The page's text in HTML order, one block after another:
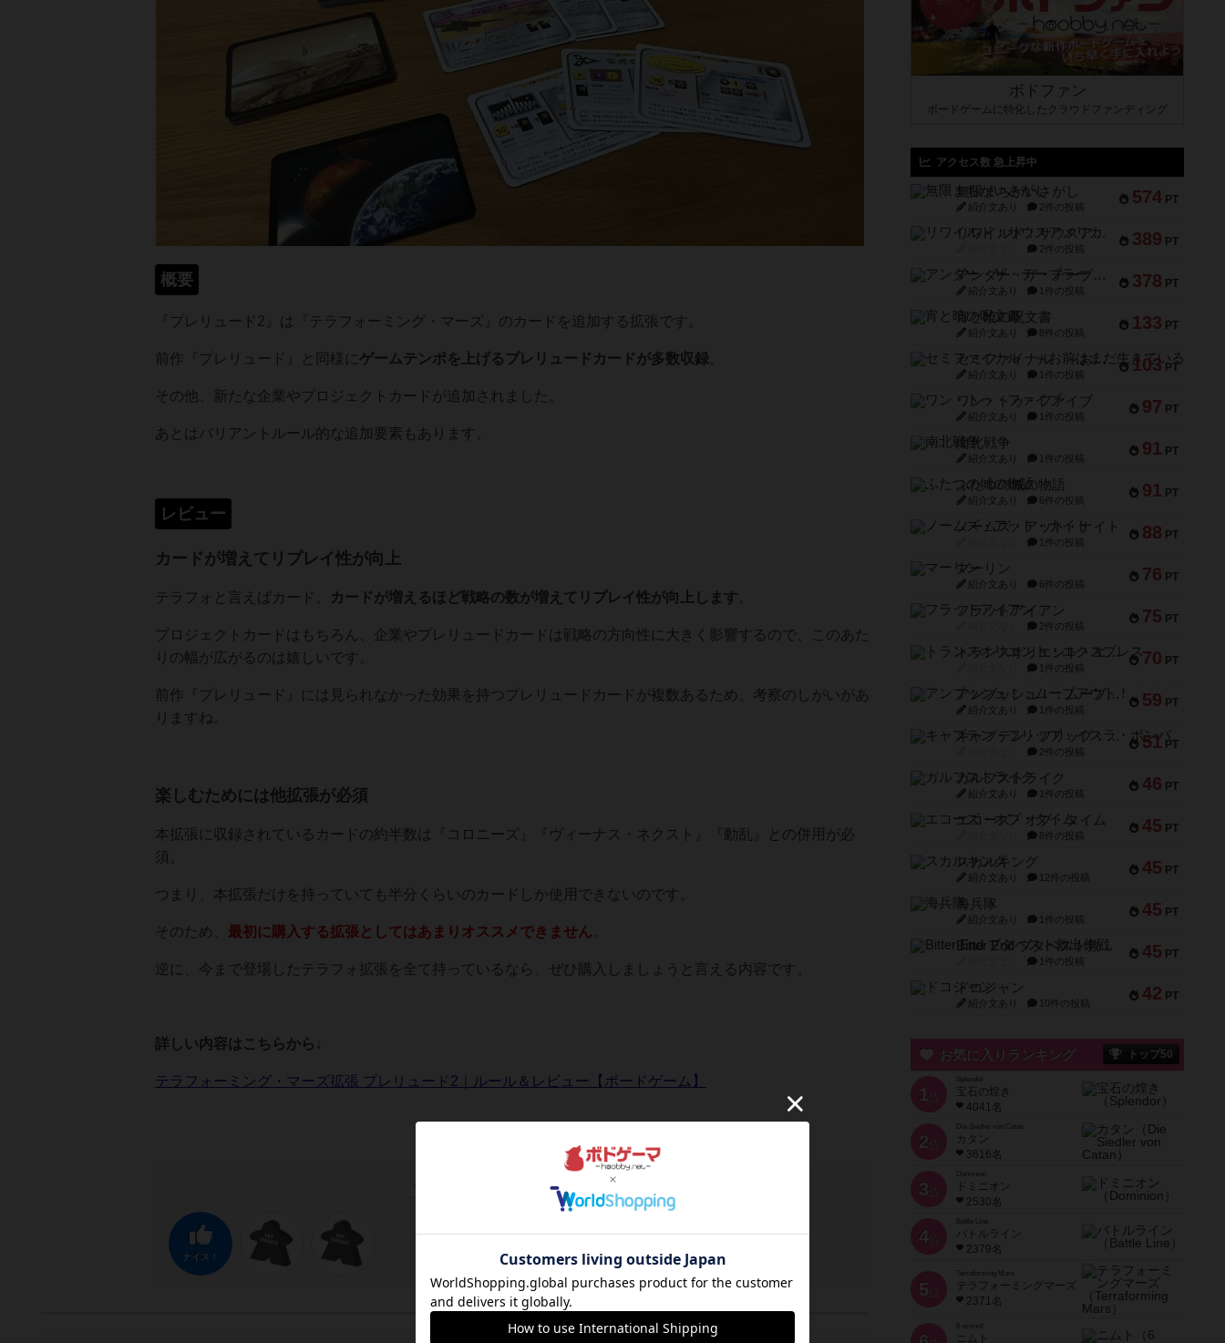
概要
『プレリュード2』は『テラフォーミング・マーズ』のカードを追加する拡張です。
前作『プレリュード』と同様に ゲームテンポを上げる プレリュードカードが多数収録
その他、新たな企業やプロジェクトカードが追加されました。
あとはバリアントルール的な追加要素もあります。
レビュー
カードが増えてリプレイ性が向上
テラフォと言えばカード。 カードが増えるほど戦略の数が増えてリプレイ性が向上します
プロジェクトカードはもちろん、企業やプレリュードカードは戦略の方向性に大きく影響するので、このあた
りの幅が広がるのは嬉しいです。
前作『プレリュード』には見られなかった効果を持つプレリュードカードが複数あるため、考察のしがいがあ
りますね。
楽しむためには他拡張が必須
本拡張に収録されているカードの約半数は『コロニーズ』『ヴィーナス・ネクスト』『動乱』との併用が必
須。
つまり、本拡張だけを持っていても半分くらいのカードしか使用できないのです。
そのため、 最初に購入する拡張としてはあまりオススメできません
逆に、今まで登場したテラフォ拡張を全て持っているなら、ぜひ購入しましょうと言える内容です。
詳しい内容はこちらから↓
テラフォーミング・マーズ拡張 プレリュード2｜ルール＆レビュー【ボードゲーム】
この投稿に しました
ナイス！
ボドファン
ボードゲームに特化したクラウドファンディング
アクセス数 急上昇中
574 PT
無限まちがいさがし
紹介文あり 2件の投稿
389 PT
リワイルド：サウスアメリカ
2件の投稿
378 PT
アンダー・ザ・テーブラー
紹介文あり 1件の投稿
133 PT
宵と暁の呪文書
紹介文あり 8件の投稿
103 PT
セミファイナル ～お前はまだ生きている～
紹介文あり 1件の投稿
97 PT
ワン・トゥ・ファイブ
紹介文あり 1件の投稿
91 PT
南北戦争
紹介文あり 1件の投稿
91 PT
ふたつの城の物語
紹介文あり 6件の投稿
88 PT
ノームズ・アット・ナイト
1件の投稿
76 PT
マーリン
紹介文あり 6件の投稿
75 PT
フラットアイアン
2件の投稿
70 PT
トランスオリエント・エクスプレス
1件の投稿
59 PT
アンブッシュ！：ムーブアウト！
紹介文あり 1件の投稿
51 PT
キャプテン・フリップ：イスラ・ボンバ
2件の投稿
46 PT
ガルフストライク
紹介文あり 1件の投稿
45 PT
エコーズ・オブ・タイム
8件の投稿
45 PT
スカルキング
紹介文あり 12件の投稿
45 PT
海兵隊
紹介文あり 1件の投稿
45 PT
Bitter End ブタペスト救出作戦
1件の投稿
42 PT
ドコジャン
紹介文あり 10件の投稿
お気に入りランキング トップ50
1 位
宝石の煌き
4041名
2 位
Die Siedler von Catan
カタン
3616名
3 位
ドミニオン
2530名
4位
Battle Line
バトルライン
2379名
5 位
Terraforming Mars
テラフォーミングマーズ
2371名
ニムト